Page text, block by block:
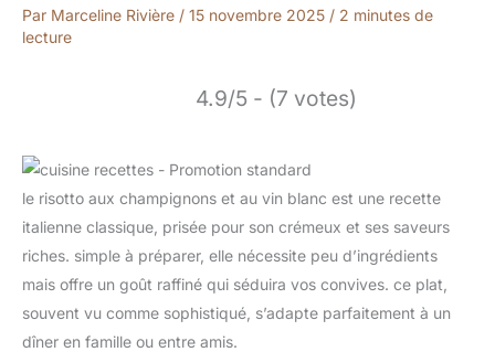
Par Marceline Rivière / 15 novembre 2025 / 2 minutes de
lecture
4.9/5 - (7 votes)
le risotto aux champignons et au vin blanc est une recette
italienne classique, prisée pour son crémeux et ses saveurs
riches. simple à préparer, elle nécessite peu d’ingrédients
mais offre un goût raffiné qui séduira vos convives. ce plat,
souvent vu comme sophistiqué, s’adapte parfaitement à un
dîner en famille ou entre amis.